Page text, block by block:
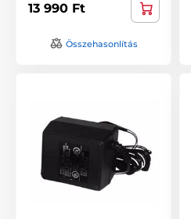
13 990 Ft
Összehasonlítás